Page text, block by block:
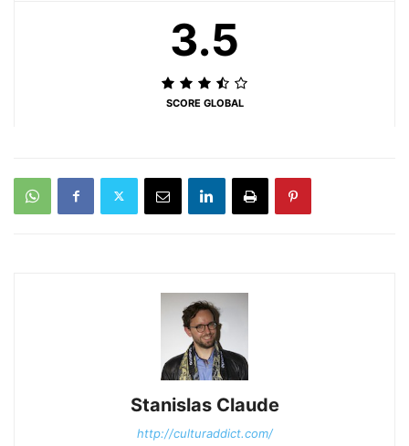
3.5
SCORE GLOBAL
Stanislas Claude
http://culturaddict.com/